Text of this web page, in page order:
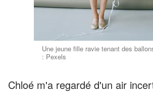
Une jeune fille ravie tenant des
: Pexels
Chloé m'a regardé d'un air